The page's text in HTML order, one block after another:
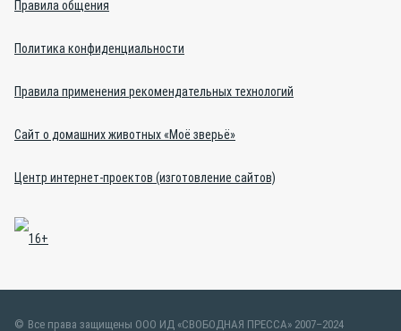
Правила общения
Политика конфиденциальности
Правила применения рекомендательных технологий
Сайт о домашних животных «Моё зверьё»
Центр интернет-проектов (изготовление сайтов)
Все права защищены ООО ИД «СВОБОДНАЯ ПРЕССА» 2007–2024